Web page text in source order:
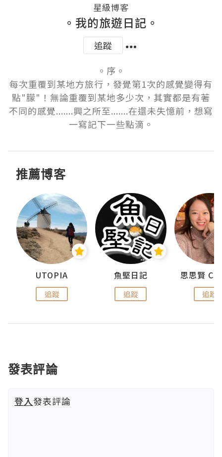
星級博客
。我的旅遊日記。
追蹤
。序。
每次重覆到某地方旅行，發覺第1次的感覺變得有
點"朦"！無論重覆到某地多少次，其實都是有著
不同的感覺.......興之所至.......在還未失憶前，想寫
一寫記下一些點滴。
推薦博客
UTOPIA
追蹤
魚堅日記
追蹤 追蹤
發表評論
登入發表評論